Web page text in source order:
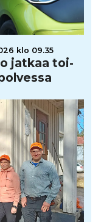
klo 09.35
jatkaa toi­